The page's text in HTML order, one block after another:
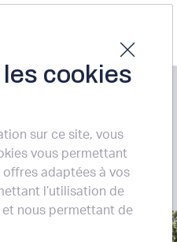
cookies
sur ce site, vous
vous permettant
offres adaptées à vos
l’utilisation de
nous permettant de